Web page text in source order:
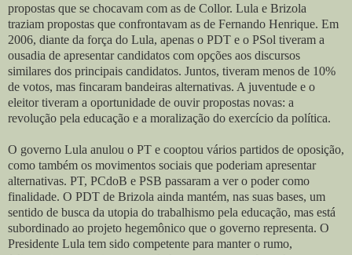
propostas que se chocavam com as de Collor. Lula e Brizola
traziam propostas que confrontavam as de Fernando Henrique. Em
2006, diante da força do Lula, apenas o PDT e o PSol tiveram a
ousadia de apresentar candidatos com opções aos discursos
similares dos principais candidatos. Juntos, tiveram menos de 10%
de votos, mas fincaram bandeiras alternativas. A juventude e o
eleitor tiveram a oportunidade de ouvir propostas novas: a
revolução pela educação e a moralização do exercício da política.
O governo Lula anulou o PT e cooptou vários partidos de oposição,
como também os movimentos sociais que poderiam apresentar
alternativas. PT, PCdoB e PSB passaram a ver o poder como
finalidade. O PDT de Brizola ainda mantém, nas suas bases, um
sentido de busca da utopia do trabalhismo pela educação, mas está
subordinado ao projeto hegemônico que o governo representa. O
Presidente Lula tem sido competente para manter o rumo,